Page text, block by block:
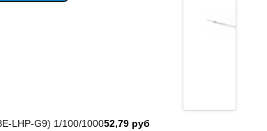
LHP-G9) 1/100/100052,79 руб